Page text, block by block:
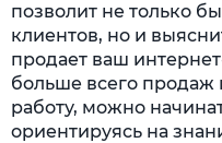
позволит не только
клиентов, но и
продает ваш
больше всего продаж
работу, можно
ориентируясь на